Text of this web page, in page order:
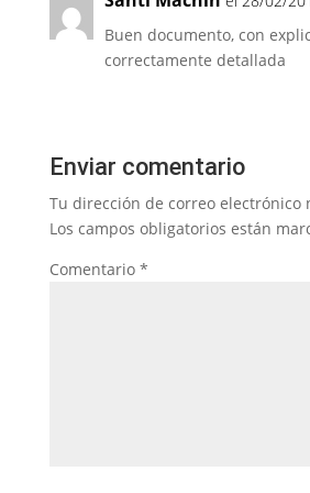
Buen documento, con
correctamente detallada
Enviar comentario
Tu dirección de correo electrónico
Los campos obligatorios están
Comentario *